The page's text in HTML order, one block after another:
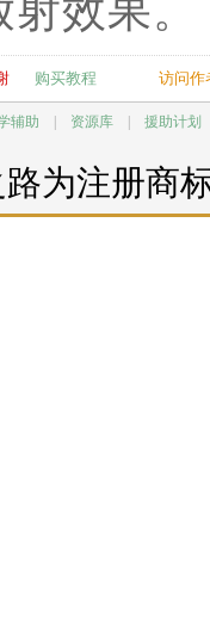
效果。
购买教程 访问作
辅助 资源库 援助计划
路为注册